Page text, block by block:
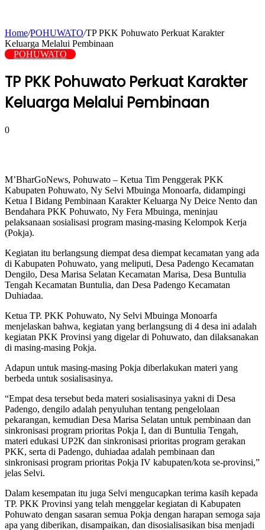
Home/POHUWATO/TP PKK Pohuwato Perkuat Karakter
Keluarga Melalui Pembinaan
POHUWATO
TP PKK Pohuwato Perkuat Karakter
Keluarga Melalui Pembinaan
0
M’BharGoNews, Pohuwato – Ketua Tim Penggerak PKK
Kabupaten Pohuwato, Ny Selvi Mbuinga Monoarfa, didampingi
Ketua I Bidang Pembinaan Karakter Keluarga Ny Deice Nento dan
Bendahara PKK Pohuwato, Ny Fera Mbuinga, meninjau
pelaksanaan sosialisasi program masing-masing Kelompok Kerja
(Pokja).
Kegiatan itu berlangsung diempat desa diempat kecamatan yang ada
di Kabupaten Pohuwato, yang meliputi, Desa Padengo Kecamatan
Dengilo, Desa Marisa Selatan Kecamatan Marisa, Desa Buntulia
Tengah Kecamatan Buntulia, dan Desa Padengo Kecamatan
Duhiadaa.
Ketua TP. PKK Pohuwato, Ny Selvi Mbuinga Monoarfa
menjelaskan bahwa, kegiatan yang berlangsung di 4 desa ini adalah
kegiatan PKK Provinsi yang digelar di Pohuwato, dan dilaksanakan
di masing-masing Pokja.
Adapun untuk masing-masing Pokja diberlakukan materi yang
berbeda untuk sosialisasinya.
“Empat desa tersebut beda materi sosialisasinya yakni di Desa
Padengo, dengilo adalah penyuluhan tentang pengelolaan
pekarangan, kemudian Desa Marisa Selatan untuk pembinaan dan
sinkronisasi program prioritas Pokja I, dan di Buntulia Tengah,
materi edukasi UP2K dan sinkronisasi prioritas program gerakan
PKK, serta di Padengo, duhiadaa adalah pembinaan dan
sinkronisasi program prioritas Pokja IV kabupaten/kota se-provinsi,”
jelas Selvi.
Dalam kesempatan itu juga Selvi mengucapkan terima kasih kepada
TP. PKK Provinsi yang telah menggelar kegiatan di Kabupaten
Pohuwato dengan sasaran semua Pokja dengan harapan semoga saja
apa yang diberikan, disampaikan, dan disosialisasikan bisa menjadi